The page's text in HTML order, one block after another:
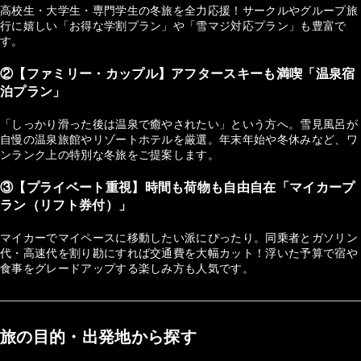
高校生・大学生・専門学生の冬旅を全力応援！サークルやグループ旅
行に嬉しい「お得な学割プラン」や「雪マジ対応プラン」も豊富で
す。
②【ファミリー・カップル】アフタースキーも満喫「温泉宿
泊プラン」
「しっかり滑った後は温泉で癒やされたい」という方へ。雪見風呂が
自慢の温泉旅館やリゾートホテルを厳選。年末年始や冬休みなど、ワ
ンランク上の特別な冬旅をご提案します。
③【プライベート重視】時間も荷物も自由自在「マイカープ
ラン（リフト券付）」
マイカーでマイペースに移動したい派にぴったり。同乗者とガソリン
代・高速代を割り勘にすれば交通費を大幅カット！浮いた予算で宿や
食事をグレードアップする楽しみ方も人気です。
旅の目的・出発地から探す